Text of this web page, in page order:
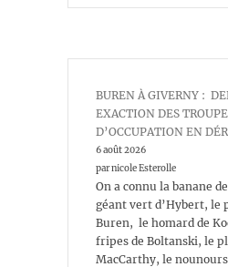
BUREN À GIVERNY :
EXACTION DES
D’OCCUPATION EN
6 août 2026
par nicole Esterolle
On a connu la banane
géant vert d’Hybert, le
Buren, le homard de
fripes de Boltanski, le
MacCarthy, le